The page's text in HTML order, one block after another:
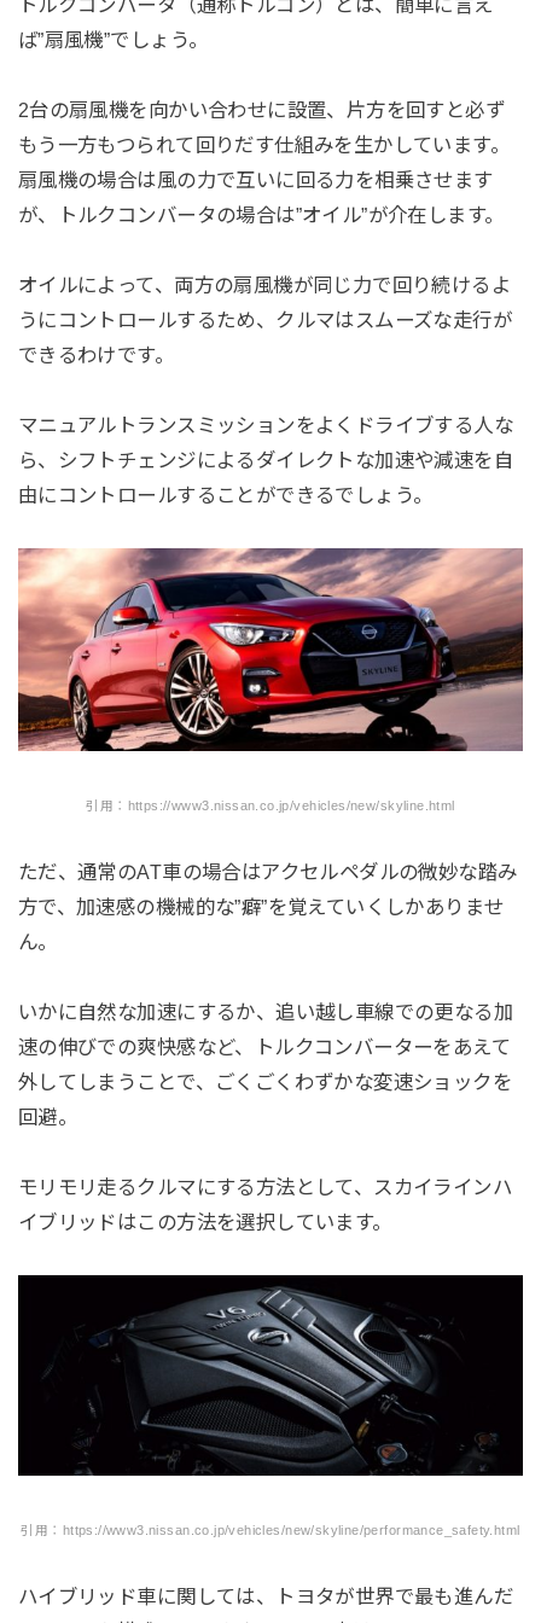
トルクコンバータ（通称トルコン）とは、簡単に言え
ば”扇風機”でしょう。
2台の扇風機を向かい合わせに設置、片方を回すと必ず
もう一方もつられて回りだす仕組みを生かしています。
扇風機の場合は風の力で互いに回る力を相乗させます
が、トルクコンバータの場合は”オイル”が介在します。
オイルによって、両方の扇風機が同じ力で回り続けるよ
うにコントロールするため、クルマはスムーズな走行が
できるわけです。
マニュアルトランスミッションをよくドライブする人な
ら、シフトチェンジによるダイレクトな加速や減速を自
由にコントロールすることができるでしょう。
引用：https://www3.nissan.co.jp/vehicles/new/skyline.html
ただ、通常のAT車の場合はアクセルペダルの微妙な踏み
方で、加速感の機械的な”癖”を覚えていくしかありませ
ん。
いかに自然な加速にするか、追い越し車線での更なる加
速の伸びでの爽快感など、トルクコンバーターをあえて
外してしまうことで、ごくごくわずかな変速ショックを
回避。
モリモリ走るクルマにする方法として、スカイラインハ
イブリッドはこの方法を選択しています。
引用：https://www3.nissan.co.jp/vehicles/new/skyline/performance_safety.html
ハイブリッド車に関しては、トヨタが世界で最も進んだ